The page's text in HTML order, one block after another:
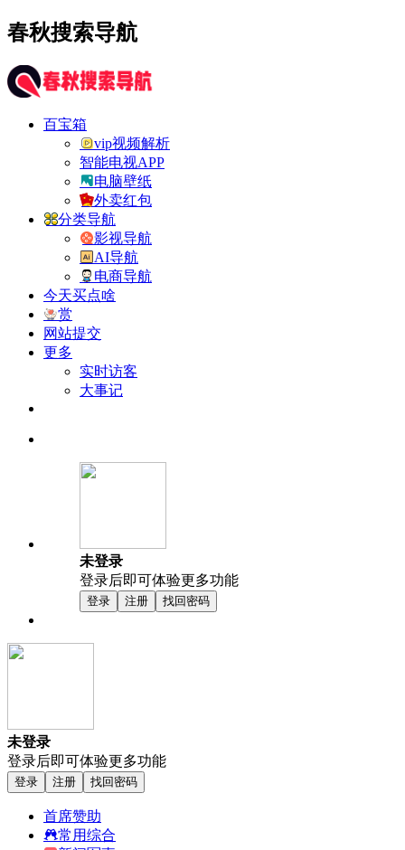
春秋搜索导航
百宝箱
vip视频解析
智能电视APP
电脑壁纸
外卖红包
分类导航
影视导航
AI导航
电商导航
今天买点啥
赏
网站提交
更多
实时访客
大事记
未登录
登录后即可体验更多功能
登录 注册 找回密码
未登录
登录后即可体验更多功能
登录 注册 找回密码
首席赞助
常用综合